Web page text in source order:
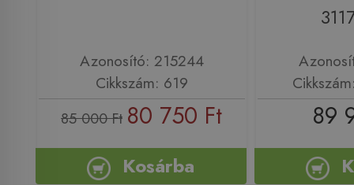
Azonosító: 215244
Cikkszám: 619
85 000 Ft 80 750 Ft
Kosárba
89